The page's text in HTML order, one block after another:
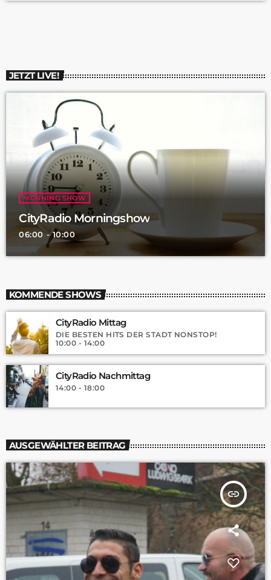
JETZT LIVE!
MORNING SHOW
CityRadio Morningshow
06:00 - 10:00
KOMMENDE SHOWS
CityRadio Mittag
DIE BESTEN HITS DER STADT NONSTOP!
10:00 - 14:00
CityRadio Nachmittag
14:00 - 18:00
AUSGEWÄHLTER BEITRAG
insert_link